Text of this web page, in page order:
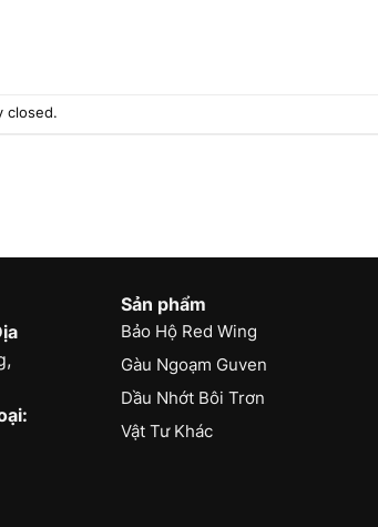
closed.
Sản phẩm
Bảo Hộ Red Wing
Gàu Ngoạm Guven
Dầu Nhớt Bôi Trơn
Vật Tư Khác